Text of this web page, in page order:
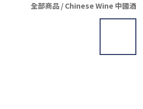
全部商品 / Chinese Wine 中國酒